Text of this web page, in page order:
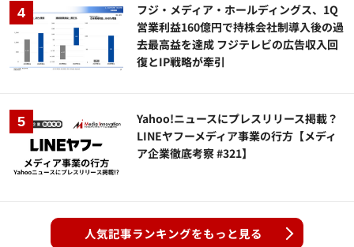
フジ・メディア・ホールディングス、1Q
営業利益160億円で持株会社制導入後の過
去最高益を達成 フジテレビの広告収入回
復とIP戦略が牽引
Yahoo!ニュースにプレスリリース掲載？
LINEヤフーメディア事業の行方【メディ
ア企業徹底考察 #321】
人気記事ランキングをもっと見る